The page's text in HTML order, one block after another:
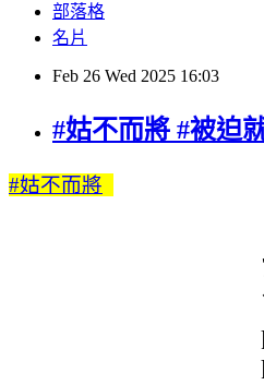
部落格
名片
Feb 26 Wed 2025 16:03
#姑不而將 #被迫
#姑不而將